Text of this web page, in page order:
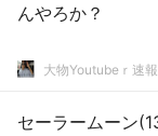
んやろか？
大物Youtubeｒ速報
セーラームーン